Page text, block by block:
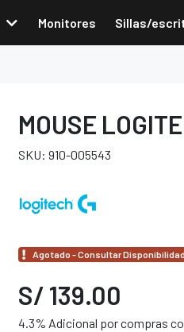
Monitores Sillas/
MOUSE
SKU: 910-005543
Agotado - Consultar Disponibilidad
S/ 139.00
4.3% Adicional por compras